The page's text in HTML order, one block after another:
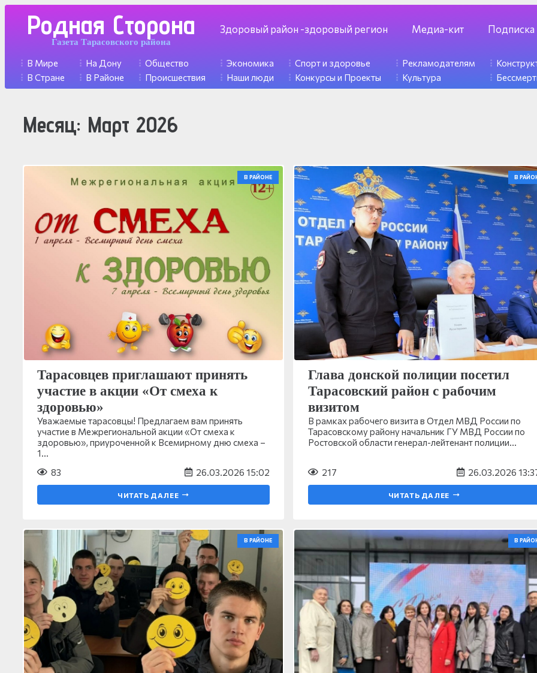
Родная Сторона
Газета Тарасовского района
Здоровый район -здоровый регион Медиа-кит Подписка
В Мире
В Стране
На Дону
В Районе
Общество
Происшествия
Экономика
Наши люди
Спорт и здоровье
Конкурсы и Проекты
Рекламодателям
Культура
Месяц: Март 2026
В РАЙОНЕ
Тарасовцев приглашают принять
участие в акции «От смеха к
здоровью»
Уважаемые тарасовцы! Предлагаем вам принять
участие в Межрегиональной акции «От смеха к
здоровью», приуроченной к Всемирному дню смеха –
1…
83
26.03.2026 15:02
ЧИТАТЬ ДАЛЕЕ
В
Глава донской полиции посетил
Тарасовский район с рабочим
визитом
В рамках рабочего визита в Отдел МВД России по
Тарасовскому району начальник ГУ МВД России по
Ростовской области генерал-лейтенант полиции…
217 26.03.2026
ЧИТАТЬ ДАЛЕЕ
В РАЙОНЕ В